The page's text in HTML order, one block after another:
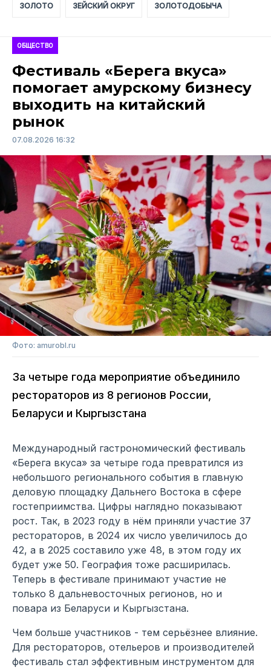
ЗОЛОТО ЗЕЙСКИЙ ОКРУГ ЗОЛОТОДОБЫЧА
ОБЩЕСТВО
Фестиваль «Берега вкуса»
помогает амурскому бизнесу
выходить на китайский
рынок
07.08.2026 16:32
Фото: amurobl.ru
За четыре года мероприятие объединило
рестораторов из 8 регионов России,
Беларуси и Кыргызстана
Международный гастрономический фестиваль
«Берега вкуса» за четыре года превратился из
небольшого регионального события в главную
деловую площадку Дальнего Востока в сфере
гостеприимства. Цифры наглядно показывают
рост. Так, в 2023 году в нём приняли участие 37
рестораторов, в 2024 их число увеличилось до
42, а в 2025 составило уже 48, в этом году их
будет уже 50. География тоже расширилась.
Теперь в фестивале принимают участие не
только 8 дальневосточных регионов, но и
повара из Беларуси и Кыргызстана.
Чем больше участников - тем серьёзнее влияние.
Для рестораторов, отельеров и производителей
фестиваль стал эффективным инструментом для